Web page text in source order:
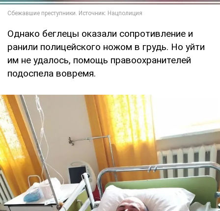
Однако беглецы оказали сопротивление и
ранили полицейского ножом в грудь. Но уйти
им не удалось, помощь правоохранителей
подоспела вовремя.